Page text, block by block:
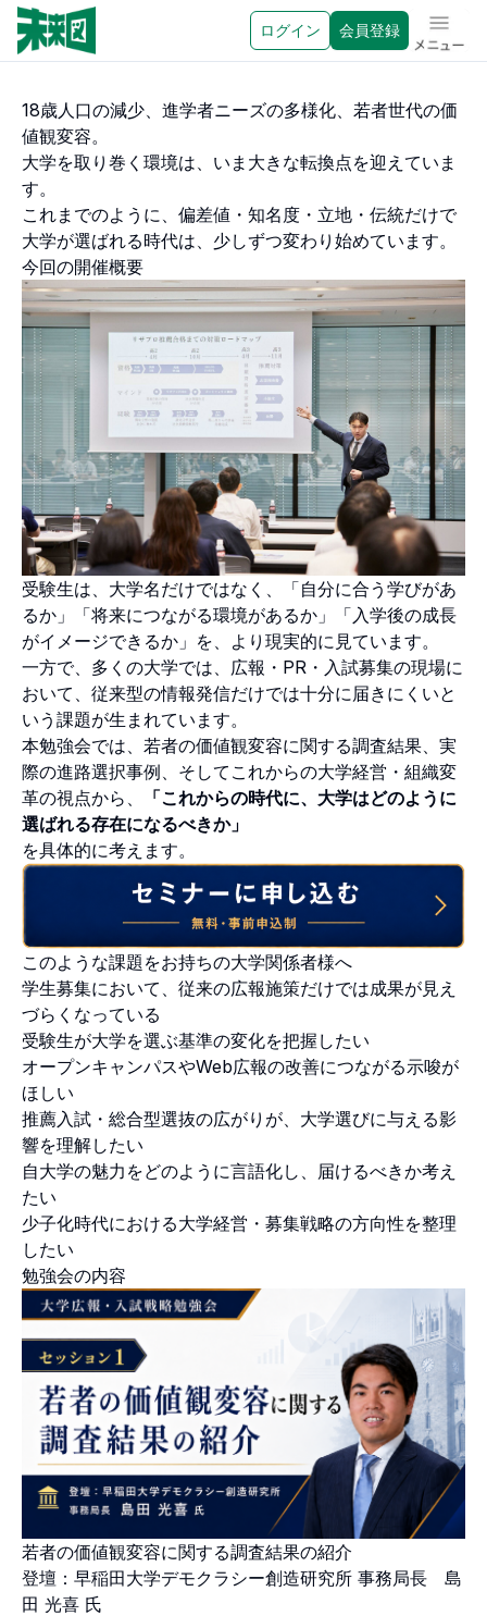
ログイン 会員登録 メニュ
18歳人口の減少、進学者ニーズの多様化、若者世代の価
値観変容。
大学を取り巻く環境は、いま大きな転換点を迎えていま
す。
これまでのように、偏差値・知名度・立地・伝統だけで
大学が選ばれる時代は、少しずつ変わり始めています。
今回の開催概要
受験生は、大学名だけではなく、「自分に合う学びがあ
るか」「将来につながる環境があるか」「入学後の成長
がイメージできるか」を、より現実的に見ています。
一方で、多くの大学では、広報・PR・入試募集の現場に
おいて、従来型の情報発信だけでは十分に届きにくいと
いう課題が生まれています。
本勉強会では、若者の価値観変容に関する調査結果、実
際の進路選択事例、そしてこれからの大学経営・組織変
革の視点から、
「これからの時代に、大学はどのように
選ばれる存在になるべきか」
を具体的に考えます。
このような課題をお持ちの大学関係者様へ
学生募集において、従来の広報施策だけでは成果が見え
づらくなっている
受験生が大学を選ぶ基準の変化を把握したい
オープンキャンパスやWeb広報の改善につながる示唆が
ほしい
推薦入試・総合型選抜の広がりが、大学選びに与える影
響を理解したい
自大学の魅力をどのように言語化し、届けるべきか考え
たい
少子化時代における大学経営・募集戦略の方向性を整理
したい
勉強会の内容
若者の価値観変容に関する調査結果の紹介
登壇：早稲田大学デモクラシー創造研究所 事務局長 島
田 光喜 氏